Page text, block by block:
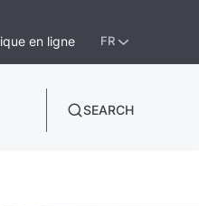
en ligne FR
SEARCH